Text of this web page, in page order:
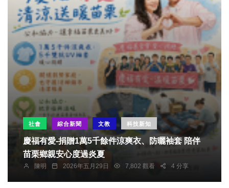
社會 綜合新聞 文教 科技新知
慶福有愛-捐贈1萬5千餘件涼爽衣、防曬袖套 陪伴
苗栗鄉親安心度過炎夏
陳明 2026年五月29日 7,802 觀看 4 分享